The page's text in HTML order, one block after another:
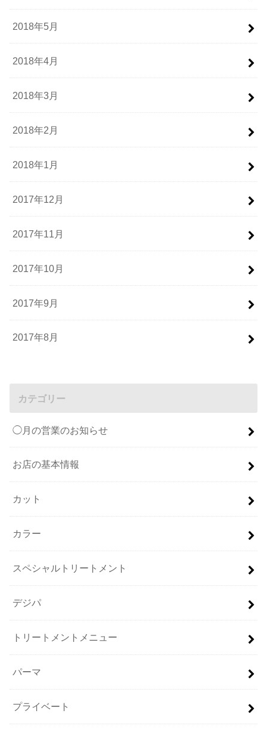
2018年5月
2018年4月
2018年3月
2018年2月
2018年1月
2017年12月
2017年11月
2017年10月
2017年9月
2017年8月
カテゴリー
◯月の営業のお知らせ
お店の基本情報
カット
カラー
スペシャルトリートメント
デジパ
トリートメントメニュー
パーマ
プライベート